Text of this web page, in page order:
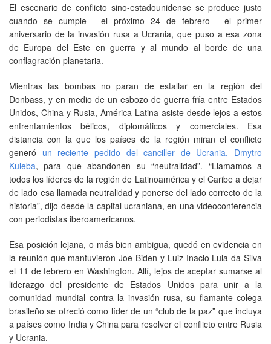
El escenario de conflicto sino-estadounidense se produce justo
cuando se cumple —el próximo 24 de febrero— el primer
aniversario de la invasión rusa a Ucrania, que puso a esa zona
de Europa del Este en guerra y al mundo al borde de una
conflagración planetaria.
Mientras las bombas no paran de estallar en la región del
Donbass, y en medio de un esbozo de guerra fría entre Estados
Unidos, China y Rusia, América Latina asiste desde lejos a estos
enfrentamientos bélicos, diplomáticos y comerciales. Esa
distancia con la que los países de la región miran el conflicto
generó un reciente pedido del canciller de Ucrania, Dmytro
Kuleba, para que abandonen su “neutralidad”. “Llamamos a
todos los líderes de la región de Latinoamérica y el Caribe a dejar
de lado esa llamada neutralidad y ponerse del lado correcto de la
historia”, dijo desde la capital ucraniana, en una videoconferencia
con periodistas iberoamericanos.
Esa posición lejana, o más bien ambigua, quedó en evidencia en
la reunión que mantuvieron Joe Biden y Luiz Inacio Lula da Silva
el 11 de febrero en Washington. Allí, lejos de aceptar sumarse al
liderazgo del presidente de Estados Unidos para unir a la
comunidad mundial contra la invasión rusa, su flamante colega
brasileño se ofreció como líder de un “club de la paz” que incluya
a países como India y China para resolver el conflicto entre Rusia
y Ucrania.